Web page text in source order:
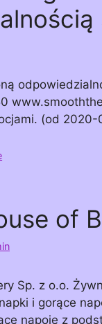
(od
of
Sp. z o.o.
i gorące
napoje z